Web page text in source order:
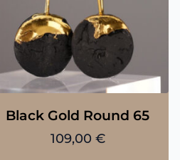
Black Gold Round 65
109,00 €